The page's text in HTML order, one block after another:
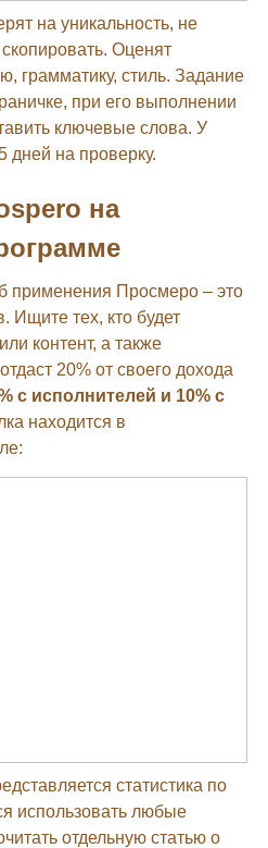
на уникальность, не
скопировать. Оценят
грамматику, стиль. Задание
при его выполнении
ключевые слова. У
дней на проверку.
на
применения Просмеро – это
Ищите тех, кто будет
контент, а также
20% от своего дохода
с исполнителей и 10% с
находится в
статистика по
использовать любые
отдельную статью о